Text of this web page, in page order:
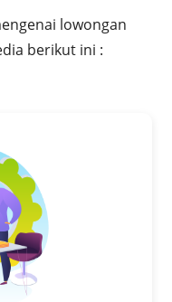
lowongan
berikut ini :